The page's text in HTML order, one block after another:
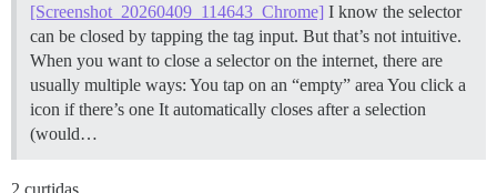
[Screenshot_20260409_114643_Chrome] I know the selector
can be closed by tapping the tag input. But that’s not intuitive.
When you want to close a selector on the internet, there are
usually multiple ways: You tap on an “empty” area You click a
icon if there’s one It automatically closes after a selection
(would…
2 curtidas